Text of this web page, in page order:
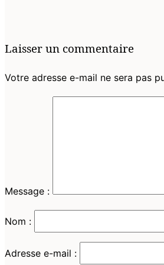
navigation
Laisser un commentaire
Votre adresse e-mail ne sera pas
Message :
Nom :
Adresse e-mail :